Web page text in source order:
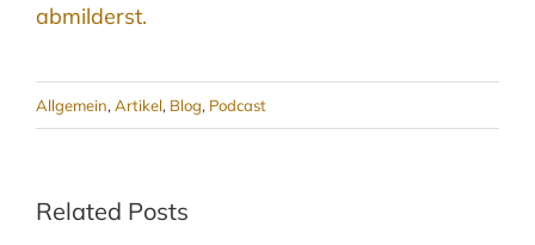
abmilderst.
Allgemein, Artikel, Blog, Podcast
Related Posts